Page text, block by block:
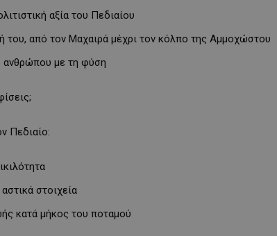
αξία του Πεδιαίου
του, από τον Μαχαιρά μέχρι τον κόλπο της Αμμοχώστου
ανθρώπου με τη φύση
Πεδιαίο:
στοιχεία
κατά μήκος του ποταμού